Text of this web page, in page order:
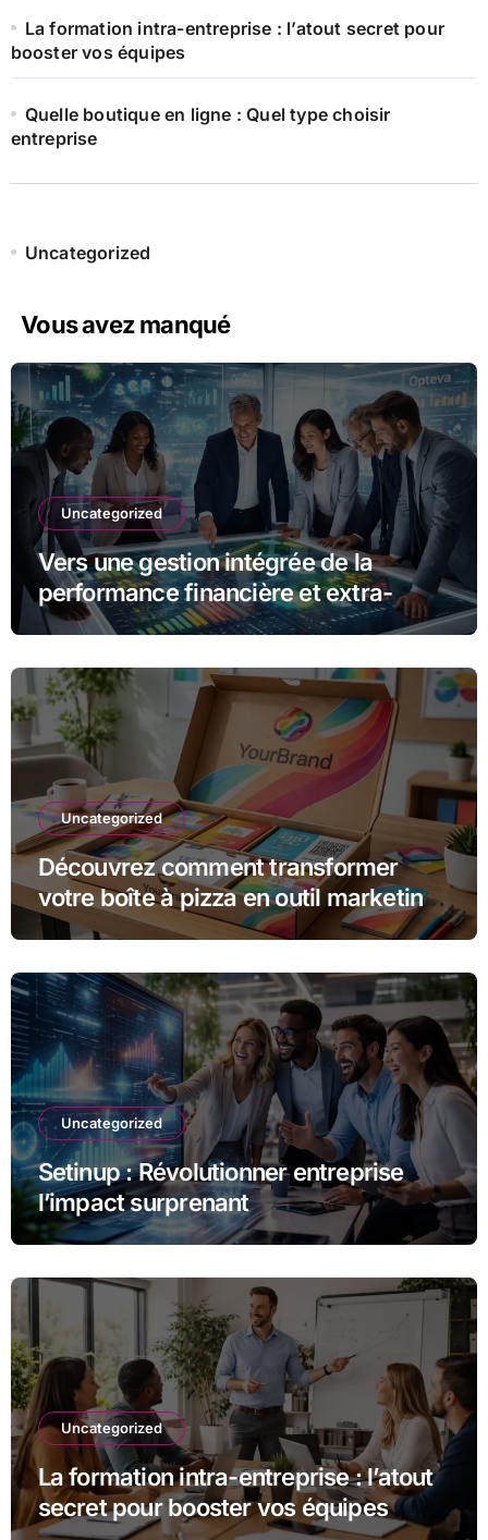
La formation intra-entreprise : l’atout secret pour
booster vos équipes
Quelle boutique en ligne : Quel type choisir
entreprise
Uncategorized
Vous avez manqué
Uncategorized
Vers une gestion intégrée de la
performance financière et extra-
financière avec Opteva
Uncategorized
Découvrez comment transformer
votre boîte à pizza en outil marketing
unique
Uncategorized
Setinup : Révolutionner entreprise
l’impact surprenant
Uncategorized
La formation intra-entreprise : l’atout
secret pour booster vos équipes